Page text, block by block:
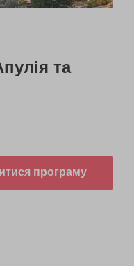
та
програму